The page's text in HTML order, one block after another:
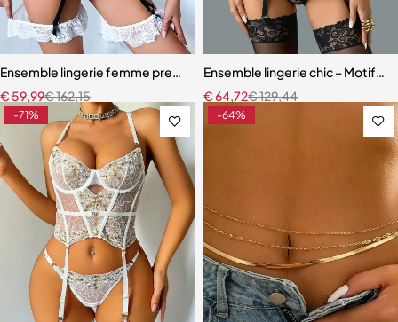
Ensemble lingerie femme premium – Broderie artisanale, strass et
€162,15
€ 59,99
Ensemble lingerie chic – Motifs
€129,44
€64,72
-71% -64%